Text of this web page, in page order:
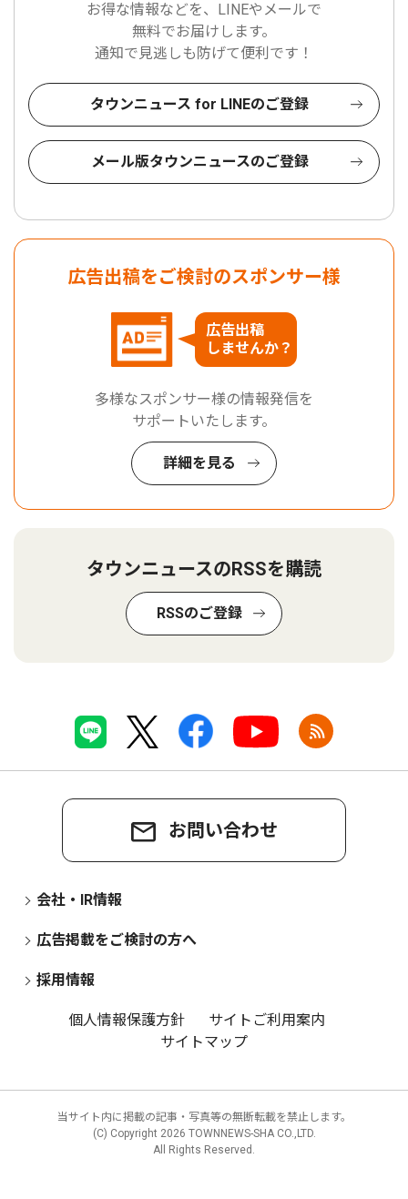
お得な情報などを、LINEやメールで
無料でお届けします。
通知で見逃しも防げて便利です！
タウンニュース for LINEのご登録
メール版タウンニュースのご登録
広告出稿をご検討のスポンサー様
広告出稿
しませんか？
多様なスポンサー様の情報発信を
サポートいたします。
詳細を見る
タウンニュースのRSSを購読
RSSのご登録
お問い合わせ
会社・IR情報
広告掲載をご検討の方へ
採用情報
個人情報保護方針
サイトご利用案内
サイトマップ
当サイト内に掲載の記事・写真等の無断転載を禁止します。
(C) Copyright 2026 TOWNNEWS-SHA CO.,LTD.
All Rights Reserved.